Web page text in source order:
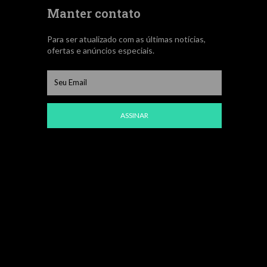
Manter contato
Para ser atualizado com as últimas notícias,
ofertas e anúncios especiais.
ASSINAR